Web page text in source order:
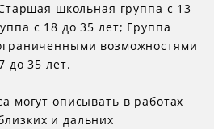
школьная группа с 13
с 18 до 35 лет; Группа
возможностями
до 35 лет.
могут описывать в работах
и дальних